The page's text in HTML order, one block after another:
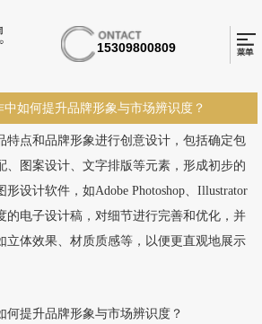
15309800809
中如何提升品牌形象与市场辨识度？
特点和品牌形象进行创意设计，包括确定包
、图案设计、文字排版等元素，形成初步的
设计软件，如Adobe Photoshop、Illustrator
的电子设计稿，对细节进行完善和优化，并
立体效果、材质质感等，以便更直观地展示
何提升品牌形象与市场辨识度？